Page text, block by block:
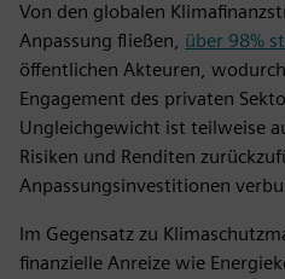
Von den globalen
Anpassung fließen, über 98%
öffentlichen Akteuren,
Engagement des privaten
Ungleichgewicht ist teilweise
Risiken und Renditen
Anpassungsinvestitionen
Im Gegensatz zu
finanzielle Anreize wie